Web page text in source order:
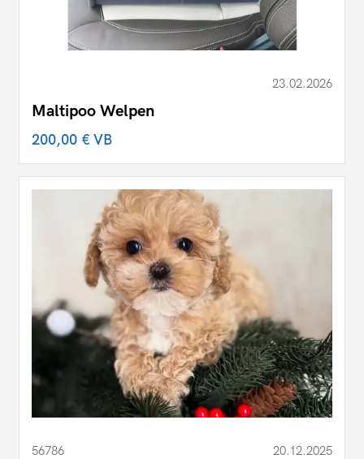
23.02.2026
Maltipoo Welpen
200,00 €VB
56786 20.12.2025